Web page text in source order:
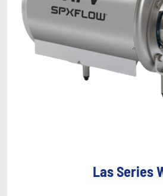
Las Series